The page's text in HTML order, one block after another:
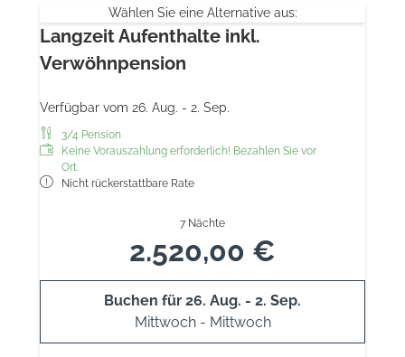
Wählen Sie eine Alternative aus:
Langzeit Aufenthalte inkl.
Verwöhnpension
Verfügbar vom 26. Aug. - 2. Sep.
3/4 Pension
Keine Vorauszahlung erforderlich! Bezahlen Sie vor
Ort.
Nicht rückerstattbare Rate
7 Nächte
2.520,00 €
Buchen für 26. Aug. - 2. Sep.
Mittwoch - Mittwoch